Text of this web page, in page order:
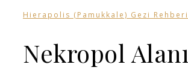
Hierapolis (Pamukkale) Gezi Rehberi
Nekropol Alanı